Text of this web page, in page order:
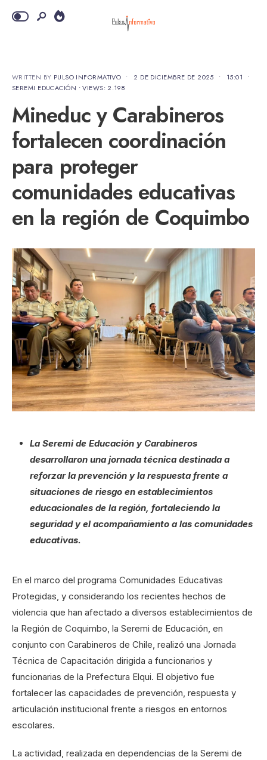
WRITTEN BY PULSO INFORMATIVO • 2 DE DICIEMBRE DE 2025 • 15:01
•
SEREMI EDUCACIÓN •VIEWS: 2.198
Mineduc y Carabineros
fortalecen coordinación
para proteger
comunidades educativas
en la región de Coquimbo
La Seremi de Educación y Carabineros
desarrollaron una jornada técnica destinada a
reforzar la prevención y la respuesta frente a
situaciones de riesgo en establecimientos
educacionales de la región, fortaleciendo la
seguridad y el acompañamiento a las comunidades
educativas.
En el marco del programa Comunidades Educativas
Protegidas, y considerando los recientes hechos de
violencia que han afectado a diversos establecimientos de
la Región de Coquimbo, la Seremi de Educación, en
conjunto con Carabineros de Chile, realizó una Jornada
Técnica de Capacitación dirigida a funcionarios y
funcionarias de la Prefectura Elqui. El objetivo fue
fortalecer las capacidades de prevención, respuesta y
articulación institucional frente a riesgos en entornos
escolares.
La actividad, realizada en dependencias de la Seremi de